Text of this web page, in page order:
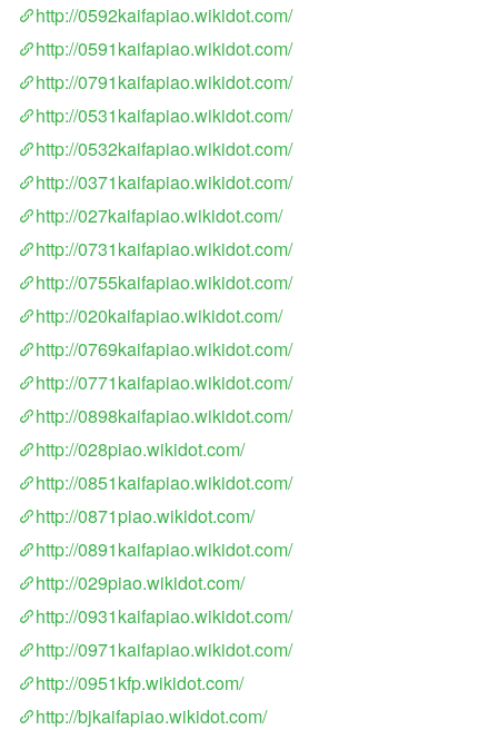
http://0592kaifapiao.wikidot.com/
http://0591kaifapiao.wikidot.com/
http://0791kaifapiao.wikidot.com/
http://0531kaifapiao.wikidot.com/
http://0532kaifapiao.wikidot.com/
http://0371kaifapiao.wikidot.com/
http://027kaifapiao.wikidot.com/
http://0731kaifapiao.wikidot.com/
http://0755kaifapiao.wikidot.com/
http://020kaifapiao.wikidot.com/
http://0769kaifapiao.wikidot.com/
http://0771kaifapiao.wikidot.com/
http://0898kaifapiao.wikidot.com/
http://028piao.wikidot.com/
http://0851kaifapiao.wikidot.com/
http://0871piao.wikidot.com/
http://0891kaifapiao.wikidot.com/
http://029piao.wikidot.com/
http://0931kaifapiao.wikidot.com/
http://0971kaifapiao.wikidot.com/
http://0951kfp.wikidot.com/
http://bjkaifapiao.wikidot.com/